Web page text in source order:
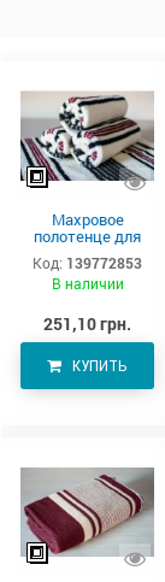
Махровое
полотенце для
тела 150х90 см
Код: 139772853
В наличии
251,10 грн.
КУПИТЬ